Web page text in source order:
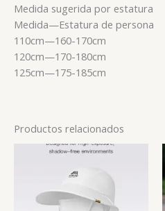
Medida sugerida por estatura
Medida—Estatura de persona
110cm—160-170cm
120cm—170-180cm
125cm—175-185cm
Productos relacionados